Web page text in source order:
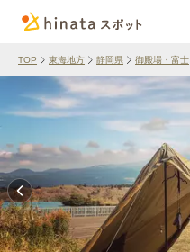
TOP 東海地方 静岡県 御殿場・富士